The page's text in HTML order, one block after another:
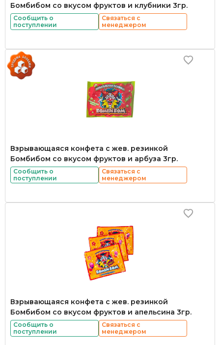
Бомбибом со вкусом фруктов и клубники 3гр.
Сообщить о
поступлении
Связаться с
менеджером
Взрывающаяся конфета с жев. резинкой
Бомбибом со вкусом фруктов и арбуза 3гр.
Сообщить о
поступлении
Связаться с
менеджером
Взрывающаяся конфета с жев. резинкой
Бомбибом со вкусом фруктов и апельсина 3гр.
Сообщить о
поступлении
Связаться с
менеджером